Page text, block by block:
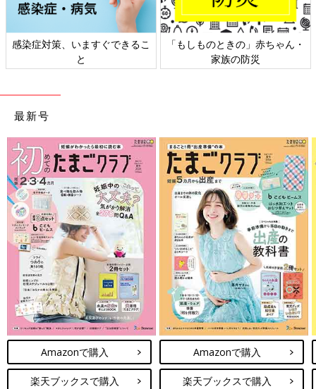
赤ちゃん・
日本外来小児科学会リーフレッ
六星占術 細木かお
最新号
Amazonで購入
楽天ブックスで購入
Amazonで購入
楽天ブックスで購入